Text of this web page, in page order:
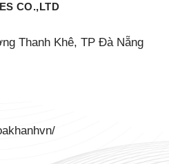
CO.,LTD
Thanh Khê, TP Đà Nẵng